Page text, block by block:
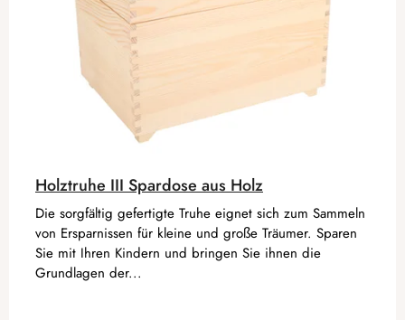
Holztruhe III Spardose aus Holz
Die sorgfältig gefertigte Truhe eignet sich zum Sammeln
von Ersparnissen für kleine und große Träumer. Sparen
Sie mit Ihren Kindern und bringen Sie ihnen die
Grundlagen der...